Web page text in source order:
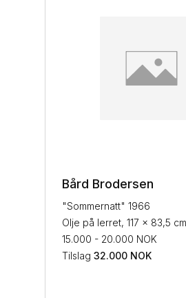
Bård Brodersen
"Sommernatt" 1966
Olje på lerret, 117 x 83,5 cm
15.000 - 20.000 NOK
Tilslag 32.000 NOK